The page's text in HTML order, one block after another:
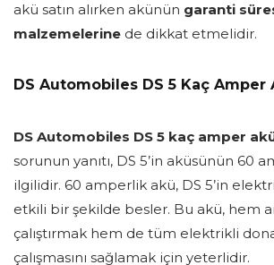
akü satın alırken akünün garanti
malzemelerine de dikkat etmelidir.
DS Automobiles DS 5 Kaç Amper
DS Automobiles DS 5 kaç amper
sorunun yanıtı, DS 5’in aküsünün 60
ilgilidir. 60 amperlik akü, DS 5’in
etkili bir şekilde besler. Bu akü, hem
çalıştırmak hem de tüm elektrikli
çalışmasını sağlamak için yeterlidir.